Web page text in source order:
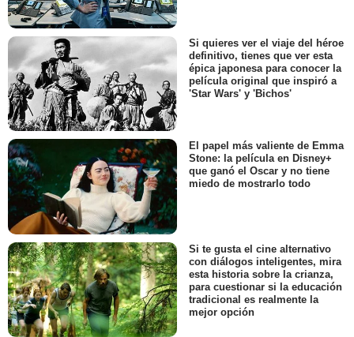
Si quieres ver el viaje del héroe
definitivo, tienes que ver esta
épica japonesa para conocer la
película original que inspiró a
'Star Wars' y 'Bichos'
El papel más valiente de Emma
Stone: la película en Disney+
que ganó el Oscar y no tiene
miedo de mostrarlo todo
Si te gusta el cine alternativo
con diálogos inteligentes, mira
esta historia sobre la crianza,
para cuestionar si la educación
tradicional es realmente la
mejor opción